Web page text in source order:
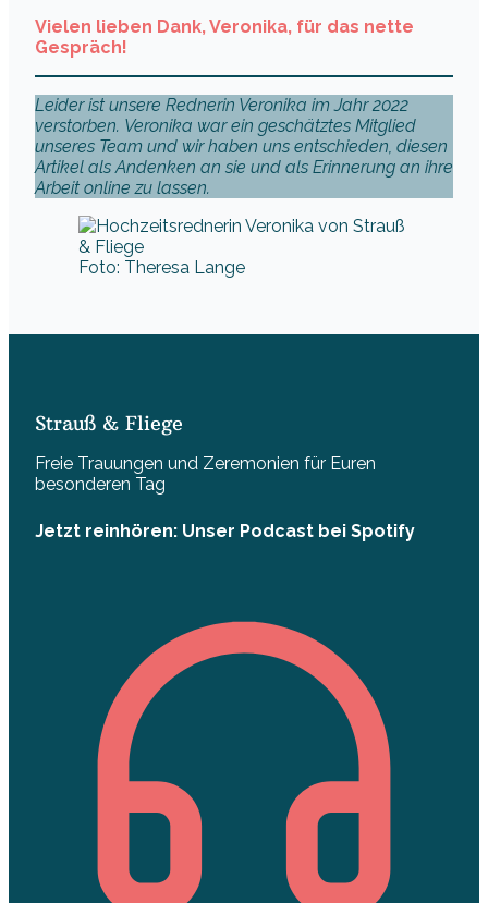
Vielen lieben Dank, Veronika, für das nette
Gespräch!
Leider ist unsere Rednerin Veronika im Jahr 2022
verstorben. Veronika war ein geschätztes Mitglied
unseres Team und wir haben uns entschieden, diesen
Artikel als Andenken an sie und als Erinnerung an ihre
Arbeit online zu lassen.
Foto: Theresa Lange
Strauß & Fliege
Freie Trauungen und Zeremonien für Euren
besonderen Tag
Jetzt reinhören: Unser Podcast bei Spotify